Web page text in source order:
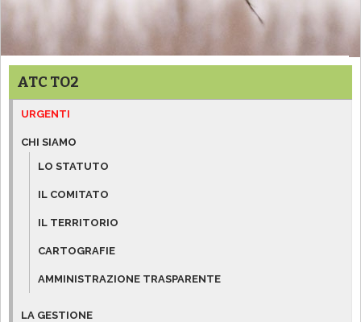
ATC TO2
URGENTI
CHI SIAMO
LO STATUTO
IL COMITATO
IL TERRITORIO
CARTOGRAFIE
AMMINISTRAZIONE TRASPARENTE
LA GESTIONE